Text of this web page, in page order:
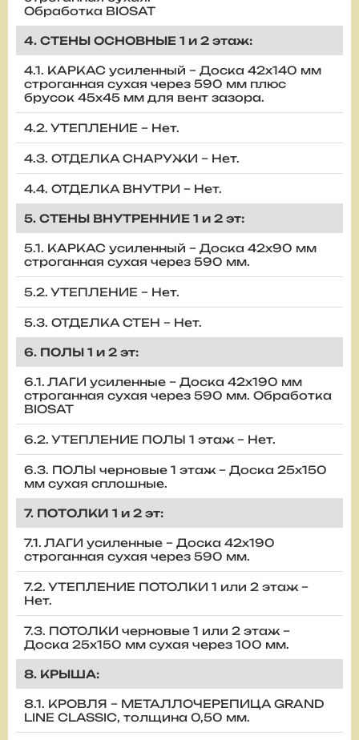
Обработка BIOSAT
4. СТЕНЫ ОСНОВНЫЕ 1 и 2 этаж:
4.1. КАРКАС усиленный – Доска 42х140 мм
строганная сухая через 590 мм плюс
брусок 45х45 мм для вент зазора.
4.2. УТЕПЛЕНИЕ – Нет.
4.3. ОТДЕЛКА СНАРУЖИ – Нет.
4.4. ОТДЕЛКА ВНУТРИ – Нет.
5. СТЕНЫ ВНУТРЕННИЕ 1 и 2 эт:
5.1. КАРКАС усиленный – Доска 42х90 мм
строганная сухая через 590 мм.
5.2. УТЕПЛЕНИЕ – Нет.
5.3. ОТДЕЛКА СТЕН – Нет.
6. ПОЛЫ 1 и 2 эт:
6.1. ЛАГИ усиленные – Доска 42х190 мм
строганная сухая через 590 мм. Обработка
BIOSAT
6.2. УТЕПЛЕНИЕ ПОЛЫ 1 этаж – Нет.
6.3. ПОЛЫ черновые 1 этаж – Доска 25х150
мм сухая сплошные.
7. ПОТОЛКИ 1 и 2 эт:
7.1. ЛАГИ усиленные – Доска 42х190
строганная сухая через 590 мм.
7.2. УТЕПЛЕНИЕ ПОТОЛКИ 1 или 2 этаж –
Нет.
7.3. ПОТОЛКИ черновые 1 или 2 этаж –
Доска 25х150 мм сухая через 100 мм.
8. КРЫША:
8.1. КРОВЛЯ – МЕТАЛЛОЧЕРЕПИЦА GRAND
LINE CLASSIC, толщина 0,50 мм.